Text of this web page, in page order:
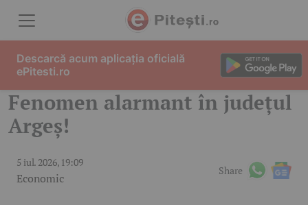
Fenomen alarmant în județul
Argeș!
5 iul. 2026, 19:09
Economic
Share
Descarcă acum aplicația oficială
ePitesti.ro